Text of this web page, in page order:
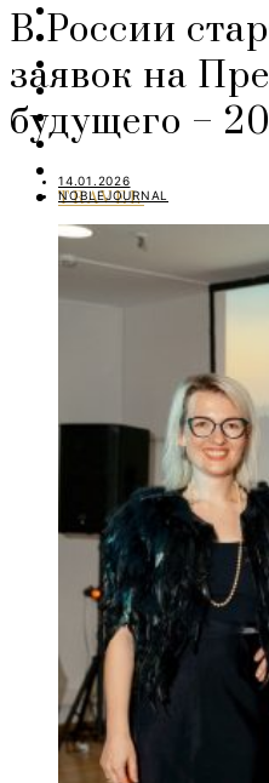
СОБЫТИЯ
БИЗНЕС
ПЕРСОНЫ
ИНТЕРЬЕР
LIFESTYLE
IT
ART
TRAVEL
В России
заявок на
будущего –
14.01.2026
NOBLEJOURNAL